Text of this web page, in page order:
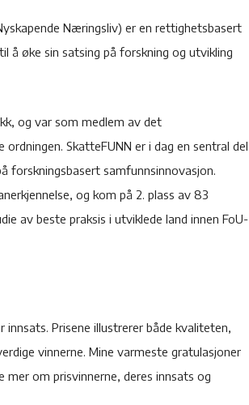
Næringsliv) er en rettighetsbasert
å øke sin satsing på forskning og utvikling
og var som medlem av det
SkatteFUNN er i dag en sentral del
forskningsbasert samfunnsinnovasjon.
og kom på 2. plass av 83
av beste praksis i utviklede land innen FoU-
Prisene illustrerer både kvaliteten,
vinnerne. Mine varmeste gratulasjoner
om prisvinnerne, deres innsats og